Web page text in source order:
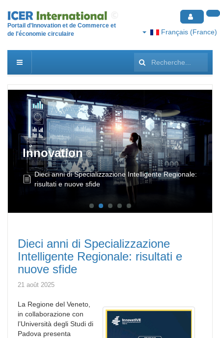
Portail d'Innovation et de Commerce et
de l'économie circulaire
Français (France)
Rechercher
Innovation
Dieci anni di Specializzazione Intelligente Regionale:
risultati e nuove sfide
Dieci anni di Specializzazione
Intelligente Regionale: risultati e
nuove sfide
21 août 2025
La Regione del Veneto,
in collaborazione con
l’Università degli Studi di
Padova presenta